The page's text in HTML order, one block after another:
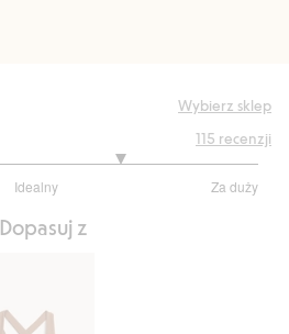
Wybierz sklep
Idealny Za duży
115 recenzji
Dopasuj z